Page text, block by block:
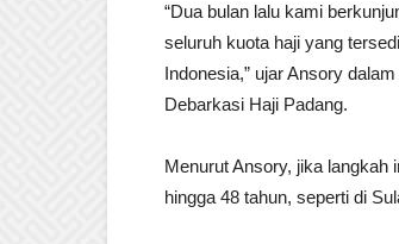
“Dua bulan lalu kami
seluruh kuota haji yang
Indonesia,” ujar Ansory
Debarkasi Haji Padang.
Menurut Ansory, jika langkah
hingga 48 tahun, seperti di